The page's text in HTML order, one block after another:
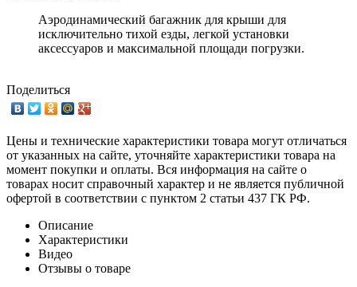
Аэродинамический багажник для крыши для
исключительно тихой езды, легкой установки
аксессуаров и максимальной площади погрузки.
Поделиться
Цены и технические характеристики товара могут отличаться
от указанных на сайте, уточняйте характеристики товара на
момент покупки и оплаты. Вся информация на сайте о
товарах носит справочный характер и не является публичной
офертой в соответствии с пунктом 2 статьи 437 ГК РФ.
Описание
Характеристики
Видео
Отзывы о товаре